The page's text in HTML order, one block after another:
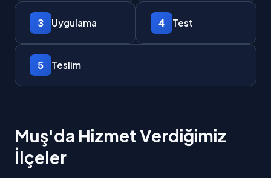
3 Uygulama 4 Test
5 Teslim
Muş'da Hizmet Verdiğimiz
İlçeler